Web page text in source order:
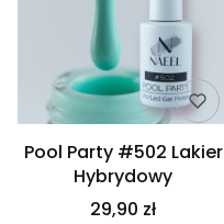
Pool Party #502 Lakier
Hybrydowy
29,90 zł